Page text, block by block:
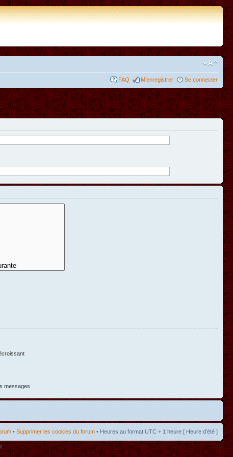
FAQ M’enregistrer Se connecter
messages
• Supprimer les cookies du forum • Heures au format UTC + 1 heure [ Heure d’été ]